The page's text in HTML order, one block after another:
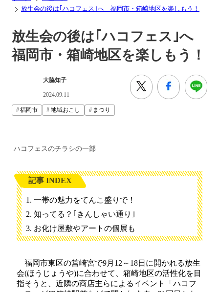
放生会の後は｢ハコフェス｣へ 福岡市・箱崎地区を楽しもう！
放生会の後は｢ハコフェス｣へ
福岡市・箱崎地区を楽しもう！
大脇知子
2024.09.11
福岡市 地域おこし まつり
ハコフェスのチラシの一部
記事 INDEX
一帯の魅力をてんこ盛りで！
知ってる？｢きんしゃい通り｣
お化け屋敷やアートの個展も
福岡市東区の筥崎宮で9月12～18日に開かれる放生
会(ほうじょうや)に合わせて、箱崎地区の活性化を目
指そうと、近隣の商店主らによるイベント「ハコフ